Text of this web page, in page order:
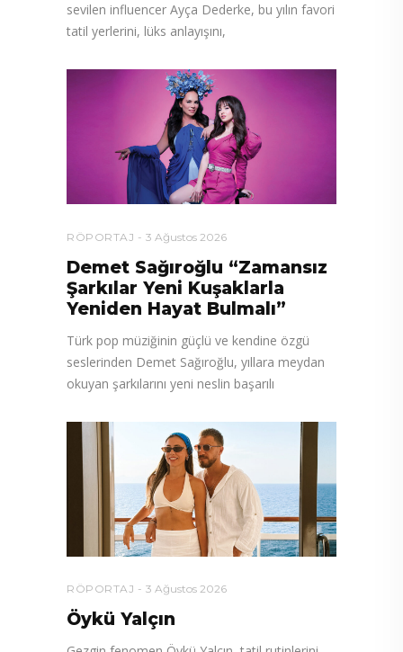
sevilen influencer Ayça Dederke, bu yılın favori
tatil yerlerini, lüks anlayışını,
RÖPORTAJ 3 Ağustos 2026
Demet Sağıroğlu “Zamansız
Şarkılar Yeni Kuşaklarla
Yeniden Hayat Bulmalı”
Türk pop müziğinin güçlü ve kendine özgü
seslerinden Demet Sağıroğlu, yıllara meydan
okuyan şarkılarını yeni neslin başarılı
RÖPORTAJ 3 Ağustos 2026
Öykü Yalçın